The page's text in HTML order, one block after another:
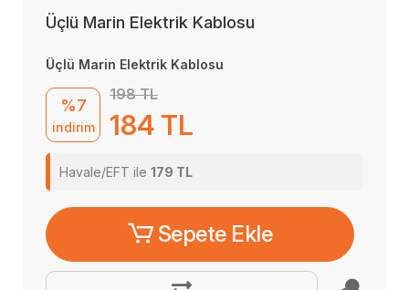
Üçlü Marin Elektrik Kablosu
Üçlü Marin Elektrik Kablosu
%7
indirim
198 TL
184 TL
Havale/EFT ile 179 TL
Sepete Ekle